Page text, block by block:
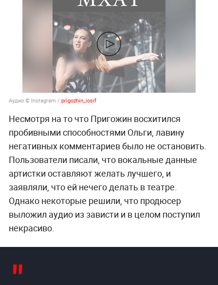
Аудио © Instagram / prigozhin_iosif
Несмотря на то что Пригожин восхитился
пробивными способностями Ольги, лавину
негативных комментариев было не остановить.
Пользователи писали, что вокальные данные
артистки оставляют желать лучшего, и
заявляли, что ей нечего делать в театре.
Однако некоторые решили, что продюсер
выложил аудио из зависти и в целом поступил
некрасиво.